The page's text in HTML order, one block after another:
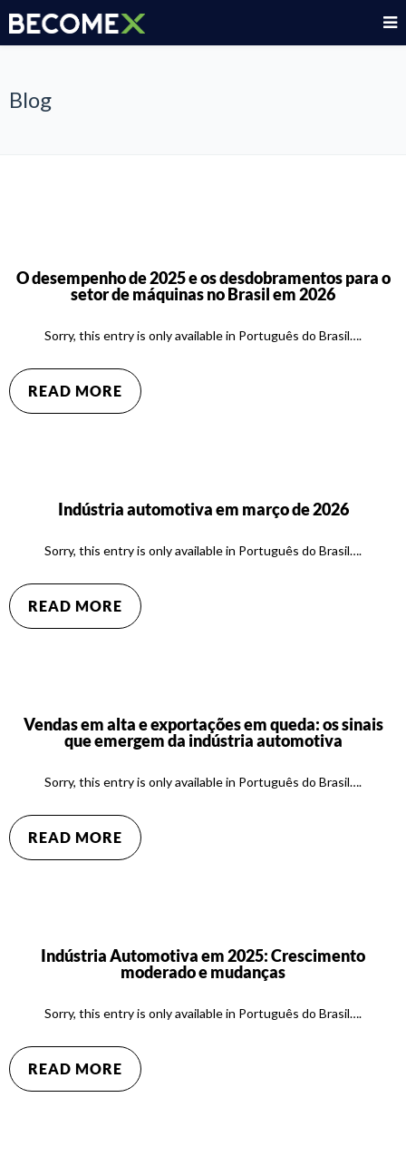
Blog
O desempenho de 2025 e os desdobramentos para o
setor de máquinas no Brasil em 2026
Sorry, this entry is only available in Português do Brasil….
READ MORE
Indústria automotiva em março de 2026
Sorry, this entry is only available in Português do Brasil….
READ MORE
Vendas em alta e exportações em queda: os sinais
que emergem da indústria automotiva
Sorry, this entry is only available in Português do Brasil….
READ MORE
Indústria Automotiva em 2025: Crescimento
moderado e mudanças
Sorry, this entry is only available in Português do Brasil….
READ MORE